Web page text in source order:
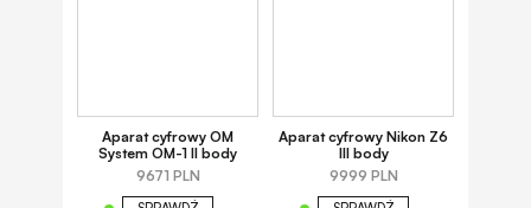
Aparat cyfrowy OM
System OM-1 II body
9671 PLN
Aparat cyfrowy Nikon Z6
III body
9999 PLN